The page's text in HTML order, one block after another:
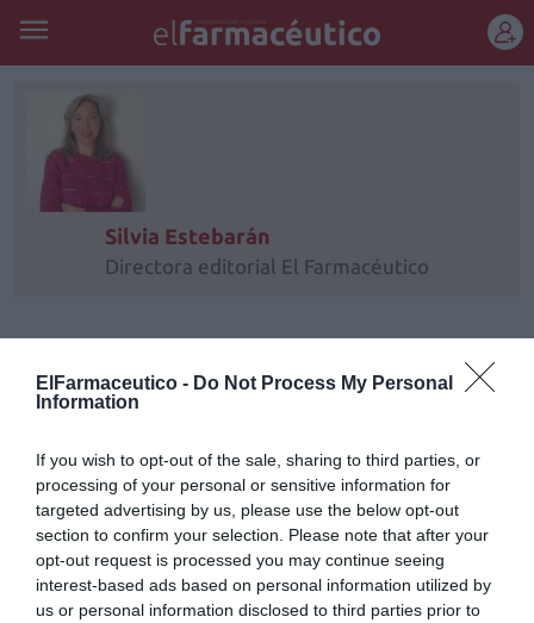
ElFarmaceutico - Do Not Process My Personal
Information
If you wish to opt-out of the sale, sharing to third parties, or
processing of your personal or sensitive information for
targeted advertising by us, please use the below opt-out
section to confirm your selection. Please note that after your
opt-out request is processed you may continue seeing
interest-based ads based on personal information utilized by
us or personal information disclosed to third parties prior to
Silvia Estebarán
Directora editorial El Farmacéutico
que tienen los farmacéuticos para
ejercer su profesión a todos los
Entrevistas
12/03/2018
Luis González está satisfecho. Cree que
Infarma 2018 superará las cifras de la edición
de hace dos años y espera, además, que el
sector entre en una etapa de estabilidad y
tranquilidad que le permita ofrecer a los
ciudadanos el servicio que demandan.